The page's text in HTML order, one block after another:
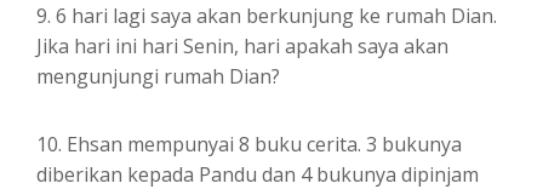
9. 6 hari lagi saya akan berkunjung ke rumah Dian.
Jika hari ini hari Senin, hari apakah saya akan
mengunjungi rumah Dian?
10. Ehsan mempunyai 8 buku cerita. 3 bukunya
diberikan kepada Pandu dan 4 bukunya dipinjam